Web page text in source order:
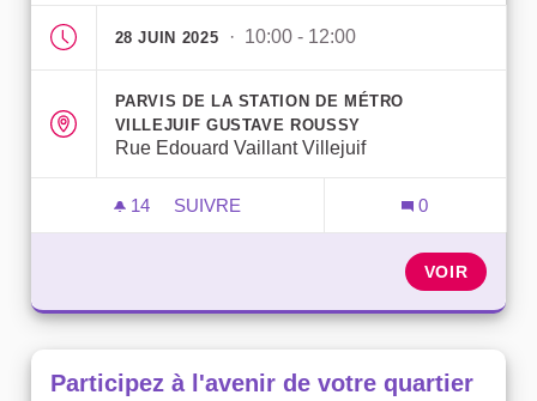
28 JUIN 2025 · 10:00 - 12:00
PARVIS DE LA STATION DE MÉTRO
VILLEJUIF GUSTAVE ROUSSY
Rue Edouard Vaillant Villejuif
14 14 ABONNÉS
SUIVRE
0
VOIR
Participez à l'avenir de votre quartier